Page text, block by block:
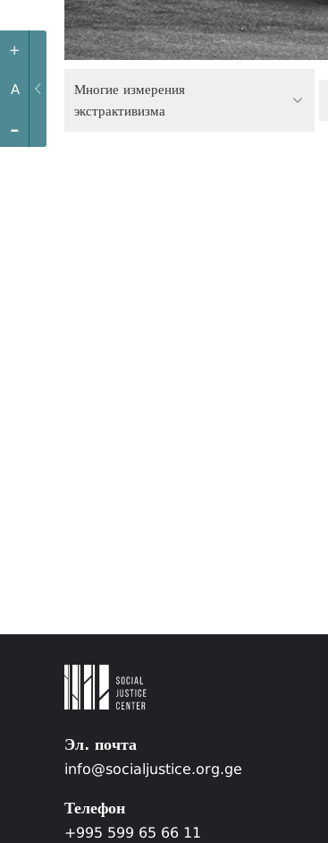
+
A
-
Многие измерения
экстрактивизма
Эл. почта
info@socialjustice.org.ge
Телефон
+995 599 65 66 11